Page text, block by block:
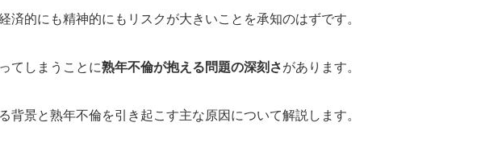
済的にも精神的にもリスクが大きいことを承知のはずです。
てしまうことに熟年不倫が抱える問題の深刻さがあります。
背景と熟年不倫を引き起こす主な原因について解説します。